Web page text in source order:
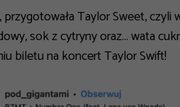
Taylor Sweet, czyli
sok z cytryny oraz… wata
biletu na koncert Taylor Swift!